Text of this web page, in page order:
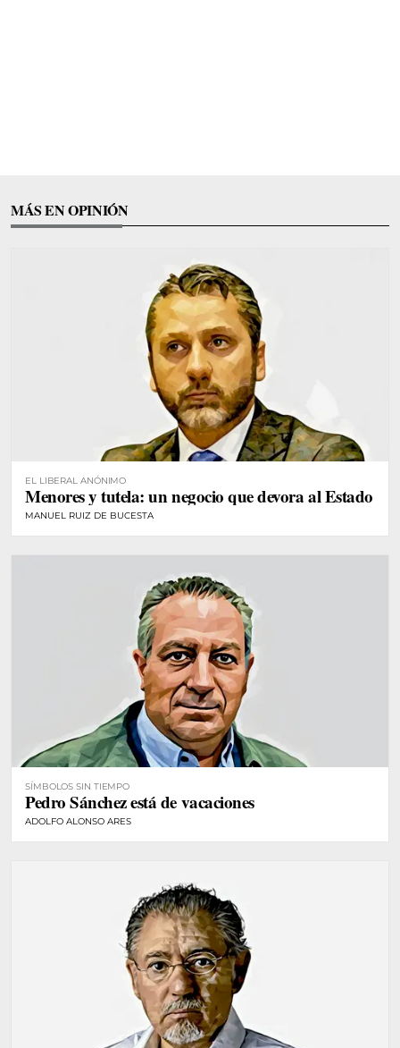
MÁS EN OPINIÓN
EL LIBERAL ANÓNIMO
Menores y tutela: un negocio que devora al Estado
MANUEL RUIZ DE BUCESTA
SÍMBOLOS SIN TIEMPO
Pedro Sánchez está de vacaciones
ADOLFO ALONSO ARES